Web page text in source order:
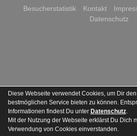
Besucherstatistik Kontakt
Datenschutz
Diese Webseite verwendet Cookies, um Dir den
bestmöglichen Service bieten zu können.
Informationen findest Du unter Datenschutz.
Mit der Nutzung der Webseite erklärst Du Dich
Verwendung von Cookies einverstanden.